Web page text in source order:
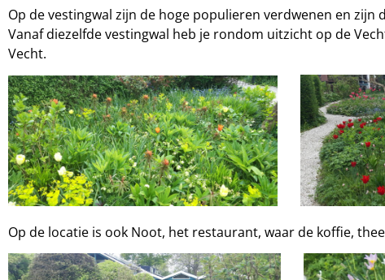
Op de vestingwal zijn de hoge populieren verdwenen en
Vanaf diezelfde vestingwal heb je rondom uitzicht op de
Vecht.
Op de locatie is ook Noot, het restaurant, waar de koffie,